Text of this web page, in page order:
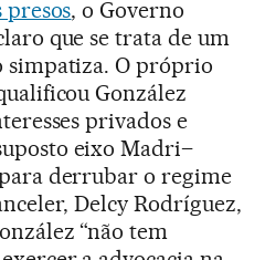
presos, o Governo
que se trata de um
simpatiza. O próprio
González
privados e
eixo Madri–
derrubar o regime
Delcy Rodríguez,
“não tem